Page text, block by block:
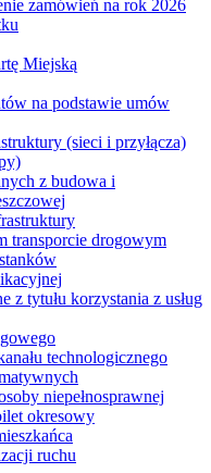
zamówień na rok 2026
Miejską
na podstawie umów
(sieci i przyłącza)
z budowa i
transporcie drogowym
z tytułu korzystania z usług
technologicznego
niepełnosprawnej
okresowy
ruchu